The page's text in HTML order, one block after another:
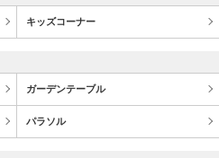
キッズコーナー
ガーデンテーブル
パラソル